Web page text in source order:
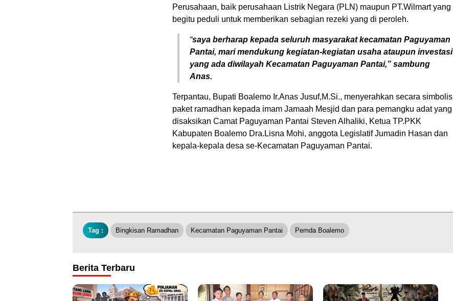
Perusahaan, baik perusahaan Listrik Negara (PLN) maupun PT.Wilmart yang
begitu peduli untuk memberikan sebagian rezeki yang di peroleh.
“saya berharap kepada seluruh masyarakat kecamatan Paguyaman
Pantai, mari mendukung kegiatan-kegiatan usaha ataupun investasi
yang ada diwilayah Kecamatan Paguyaman Pantai,” sambung
Anas.
Terpantau, Bupati Boalemo Ir.Anas Jusuf,M.Si., menyerahkan secara simbolis
paket ramadhan kepada imam Jamaah Mesjid dan para pemangku adat yang
disaksikan Camat Paguyaman Pantai Steven Alhaliki, Ketua TP.PKK
Kabupaten Boalemo Dra.Lisna Mohi, anggota Legislatif Jumadin Hasan dan
kepala-kepala desa se-Kecamatan Paguyaman Pantai.
Tag : Bingkisan Ramadhan Kecamatan Paguyaman Pantai Pemda Boalemo
Berita Terbaru